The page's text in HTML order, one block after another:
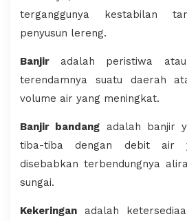
terganggunya kestabilan
penyusun lereng.
Banjir adalah peristiwa
terendamnya suatu daerah
volume air yang meningkat.
Banjir bandang adalah banjir
tiba-tiba dengan debit air
disebabkan terbendungnya
sungai.
Kekeringan adalah